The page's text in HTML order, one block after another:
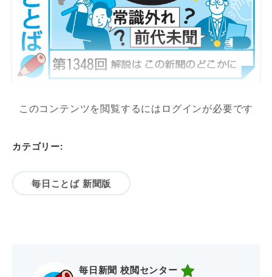
このコンテンツを閲覧するにはログインが必要です
カテゴリー:
毎日ことば 新聞版
毎日新聞 校閲センター